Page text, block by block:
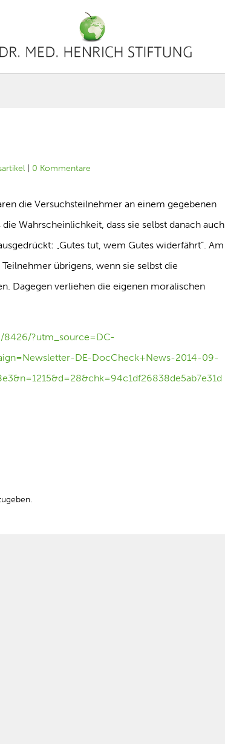
0 Kommentare
die Versuchsteilnehmer an einem gegebenen
Wahrscheinlichkeit, dass sie selbst danach auch
„Gutes tut, wem Gutes widerfährt“. Am
übrigens, wenn sie selbst die
Dagegen verliehen die eigenen moralischen
8426/?utm_source=DC-
DE-DocCheck+News-2014-09-